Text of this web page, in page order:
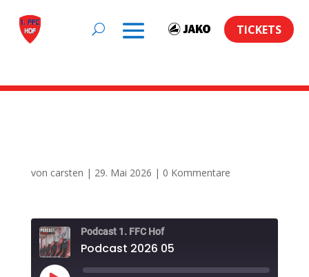
TICKETS
von carsten | 29. Mai 2026 | 0 Kommentare
Podcast 1. FFC Hof
Podcast 2026 05